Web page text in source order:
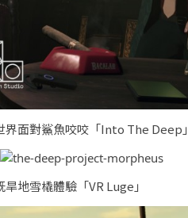
界面對鯊魚咬咬「Into The Deep
地雪橇體驗「VR Luge」